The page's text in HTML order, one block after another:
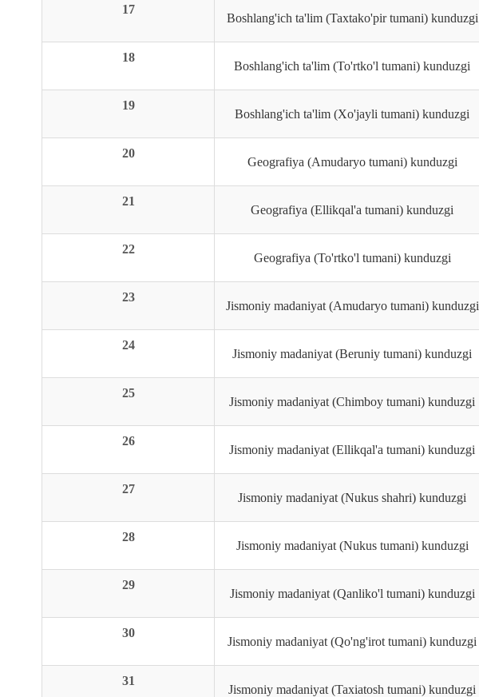
17
Boshlang'ich ta'lim (Taxtako'pir tumani) kunduzgi
18
Boshlang'ich ta'lim (To'rtko'l tumani) kunduzgi
19
Boshlang'ich ta'lim (Xo'jayli tumani) kunduzgi
20
Geografiya (Amudaryo tumani) kunduzgi
21
Geografiya (Ellikqal'a tumani) kunduzgi
22
Geografiya (To'rtko'l tumani) kunduzgi
23
Jismoniy madaniyat (Amudaryo tumani) kunduzgi
24
Jismoniy madaniyat (Beruniy tumani) kunduzgi
25
Jismoniy madaniyat (Chimboy tumani) kunduzgi
26
Jismoniy madaniyat (Ellikqal'a tumani) kunduzgi
27
Jismoniy madaniyat (Nukus shahri) kunduzgi
28
Jismoniy madaniyat (Nukus tumani) kunduzgi
29
Jismoniy madaniyat (Qanliko'l tumani) kunduzgi
30
Jismoniy madaniyat (Qo'ng'irot tumani) kunduzgi
31
Jismoniy madaniyat (Taxiatosh tumani) kunduzgi